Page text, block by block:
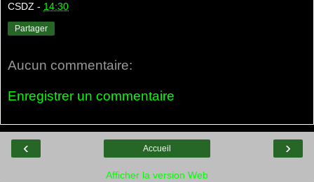
CSDZ - 14:30
Partager
Aucun commentaire:
Enregistrer un commentaire
‹ ›
Accueil
Afficher la version Web